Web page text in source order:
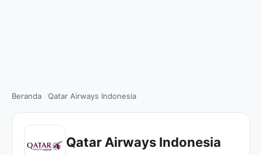
Beranda Qatar Airways Indonesia
Qatar Airways Indonesia